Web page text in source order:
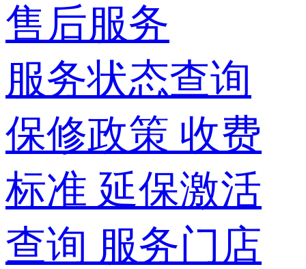
售后服务
服务状态查询
保修政策 收费
标准 延保激活
查询 服务门店